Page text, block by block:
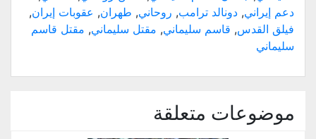
دعم إيراني, دونالد ترامب, روحاني, طهران, عقوبات إيران,
فيلق القدس, قاسم سليماني, مقتل سليماني, مقتل قاسم
سليماني
موضوعات متعلقة